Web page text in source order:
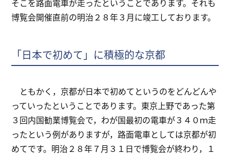
博覧会開催直前の明治２８年３月に竣工しております。
「日本で初めて」に積極的な京都
ともかく，京都が日本で初めてというのをどんどんや
っていったということであります。東京上野であった第
３回内国勧業博覧会で，わが国最初の電車が３４０ｍ走
ったという例がありますが，路面電車としては京都が初
めてです。明治２８年７月３１日で博覧会が終わり，１